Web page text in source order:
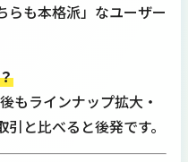
らも本格派」なユーザー
もラインナップ拡大・
と比べると後発です。